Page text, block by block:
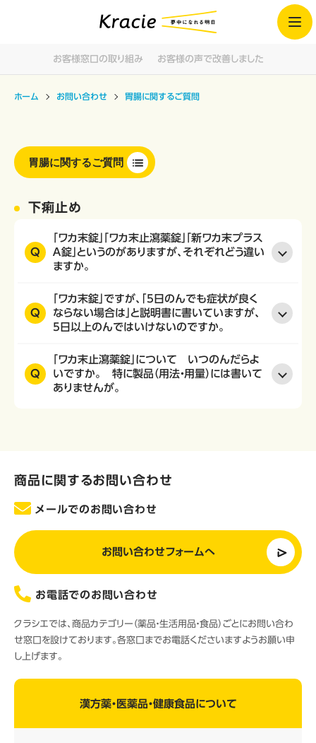
お客様窓口の取り組み お客様の声で改善しました
ホーム お問い合わせ 胃腸に関するご質問
胃腸に関するご質問
下痢止め
Q
「ワカ末錠」「ワカ末止瀉薬錠」「新ワカ末プラス
Ａ錠」というのがありますが、それぞれどう違い
ますか。
Q
「ワカ末錠」ですが、｢5日のんでも症状が良く
ならない場合は」と説明書に書いていますが、
5日以上のんではいけないのですか。
Q
「ワカ末止瀉薬錠」について いつのんだらよ
いですか。 特に製品（用法・用量）には書いて
ありませんが。
商品に関するお問い合わせ
メールでのお問い合わせ
お問い合わせフォームへ
お電話でのお問い合わせ
クラシエでは、商品カテゴリー（薬品・生活用品・食品）ごとにお問い合わ
せ窓口を設けております。各窓口までお電話くださいますようお願い申
し上げます。
漢方薬・医薬品・健康食品について